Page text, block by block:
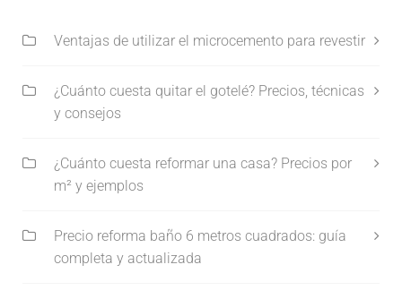
Ventajas de utilizar el microcemento para revestir
¿Cuánto cuesta quitar el gotelé? Precios, técnicas
y consejos
¿Cuánto cuesta reformar una casa? Precios por
m² y ejemplos
Precio reforma baño 6 metros cuadrados: guía
completa y actualizada